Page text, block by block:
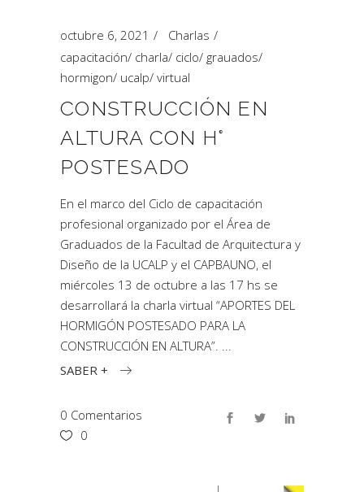
octubre 6, 2021
Charlas
capacitación/ charla/ ciclo/ grauados/
hormigon/ ucalp/ virtual
CONSTRUCCIÓN EN
ALTURA CON H°
POSTESADO
En el marco del Ciclo de capacitación
profesional organizado por el Área de
Graduados de la Facultad de Arquitectura y
Diseño de la UCALP y el CAPBAUNO, el
miércoles 13 de octubre a las 17 hs se
desarrollará la charla virtual “APORTES DEL
HORMIGÓN POSTESADO PARA LA
CONSTRUCCIÓN EN ALTURA”.
SABER +
0 Comentarios
0